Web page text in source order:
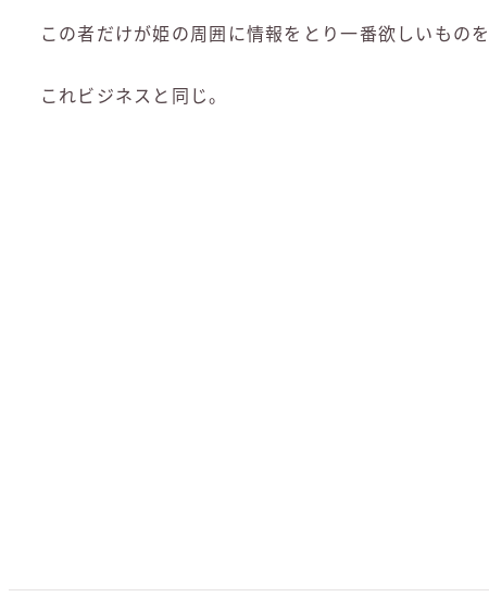
この者だけが姫の周囲に情報をとり一番欲しいもの
これビジネスと同じ。